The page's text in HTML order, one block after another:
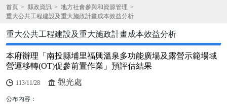
首頁 縣政資訊
地方社會參與和資源管理
重大公共工程建設及重大施政計畫成本效益分析
重大公共工程建設及重大施政計畫成本效益分析
本府辦理「南投縣埔里福興溫泉多功能廣場及露營示範場域
營運移轉(OT)促參前置作業」預評估結果
113/11/28 觀光處
公布內容：